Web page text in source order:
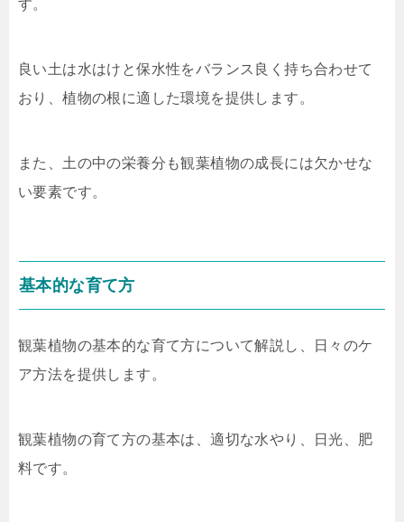
す。
良い土は水はけと保水性をバランス良く持ち合わせて
おり、植物の根に適した環境を提供します。
また、土の中の栄養分も観葉植物の成長には欠かせな
い要素です。
基本的な育て方
観葉植物の基本的な育て方について解説し、日々のケ
ア方法を提供します。
観葉植物の育て方の基本は、適切な水やり、日光、肥
料です。